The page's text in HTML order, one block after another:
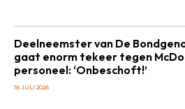
Deelneemster van De
gaat enorm tekeer tegen
personeel: ‘Onbeschoft!’
16 JULI 2026